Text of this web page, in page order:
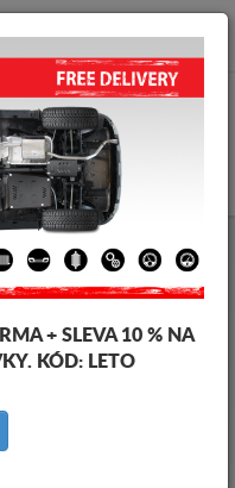
motor Mercedes Vito
vozidel
+ SLEVA 10 % NA
KÓD: LETO